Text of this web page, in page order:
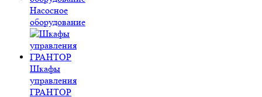
Насосное
оборудование
Шкафы
управления
ГРАНТОР